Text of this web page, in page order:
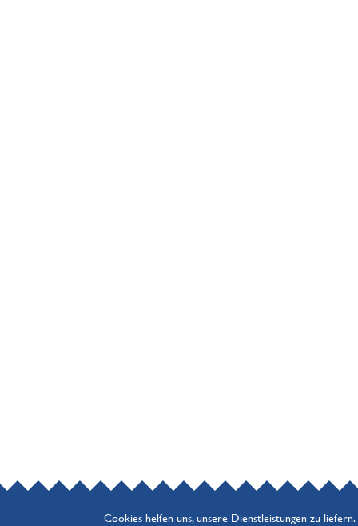
Cookies helfen uns, unsere Dienstleistungen zu